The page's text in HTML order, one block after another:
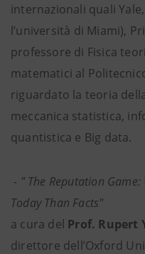
internazionali quali
l’università di Miami),
professore di Fisica
matematici al
riguardato la teoria
meccanica statistica,
quantistica e Big data.
- " The Reputation
Today Than Facts"
a cura del Prof. Rupert
direttore dell’Oxford